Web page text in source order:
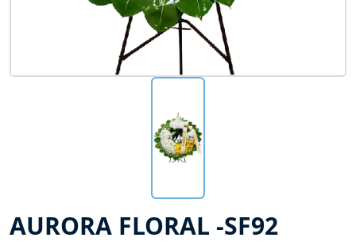
AURORA FLORAL -SF92